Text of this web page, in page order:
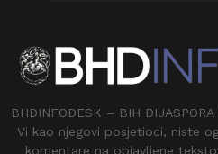
BHDINFODESK – BIH
Vi kao njegovi posjetioci, niste
komentare na objavljene